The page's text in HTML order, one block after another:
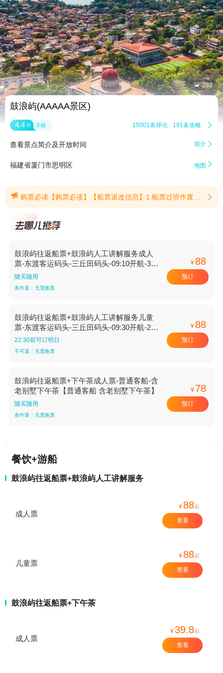
 282
鼓浪屿(AAAAA景区)
4.4 分 不错 15001条评论 191条攻略 
查看景点简介及开放时间 简介 
福建省厦门市思明区 地图 
 购票必读【购票必读】【船票退改信息】1.船票过班作废。船票往程(进岛)须按照购买船票的日期、航次及地点乘船。返程(出岛)凭有效乘船凭证可在20天内免费乘坐一次返程航班，船型不定，逾期作废。游客可在三丘田码头或内厝澳码头搭乘返程的航班。2.船票售出后，未使用的船票可在距开航时间1小时以前办理退票或改签，同一笔订单(支付一次即一笔订单)仅支持整笔退票或改签，无法退单独退或改签其中部分人员。改签同一订单，应将订单人员批量改签至相同日期、航线、航班，不支持拆分改签。3.因大雾、台风等不可抗力因素造成停航的，停航当日的船票仅可进行退票处理(免收退票手续费)，不支持改签。【船票购票信息】1.一个订单可购买5张船票，账号中存在5张未使用的船票则无法再次购票。同一账号在平台及网站购票系统中，每月最多可购买20张船票(含退票及已过期船票)。2.所售船票均为实名制船票，用户可以为自己购票，也可以为他人购票，但均须准确填写中华人民共和国二代身份证或其他有效证件(包含港澳居民来往内地通行证、台湾居民来往大陆通行证及按规定可使用的有效护照)或“中华人民共和国残疾军人证”(以下简称“身份证件”)的真实有效身份信息，检票时验证船票、购票证件和乘客本人一致后方可乘船。3.一张有效身份证件同一乘船日期只能购买一张船票，成人乘客如有携带6周岁以下或身高不足1.2米的儿童，请至少提前60分钟凭该免费儿童的有效身份证件原件(不满2周岁婴儿凭出生医学证明)到乘船出发码头售票窗口申领免费实名制船票，每位成人可携带2名免费儿童，超过2名时，应按超过人数购买儿童半价票。年龄超过7周（含)但不超过14周岁或者身高超过1.2米但不超过1.5米的未成年人和持有“中华人民共和国残疾军人证”、因公致残的人民警察证和残疾消防救援证可购买半价优惠票。4.购买的儿童半价票，检票时核验身高，符合优待条件方可乘船。检票时发现应购买儿童半价票而未买票的儿童需补半价票;应购买全价票而购买半价票的儿童，需补收全价票与半价票的票价差额款。5.购票系统均预售10日内(含当日)的船票，每日上午9:00开放购买第10日船票。6.使用二代身份证号购票的乘客无需换票，直接刷二代身份证(经核验身份信息无误)检票进站。如果使用二代身份证以外的证件购票，或二代身份证失磁的乘客需打印登船凭证，并配合购票时使用的有效证件原件(复印件无效)检票乘船。若同一证件有购买不同日期航班，请自行打印纸质登船凭证用于乘船检票7.人工售票窗口或检票口提供免费打印登船凭证服务，但需本人出示有效购票证件原件(复印件无效)。用身份证号购票的乘客若在购票后丢失二代身份证，可凭临时身份证或驾驶证、社保卡等同时有姓名、身份证号、证件照片的无标明有限用途的有效证件原件(复印件无效)打印登船凭证。成人不可用户口本打印登船凭证或作为检票证件。8.15:00至18:30为鼓浪屿出岛返程高峰，排队检票、候船时间较长，请提前安排好行程。9.航班、票价如有变化，以当日码头信息为准。当某航班余票不足时，则该航班不在平台系统进行销售。异常天气及特殊情况，请配合现场工作人员。10. 轮渡系统退订开放时间为:05:00-23:00，本须知中的未尽事宜，按《厦门轮渡有限公司旅游客运航线乘船管理规定》等有关规定办理，详情请查阅网站。(提示有效期2026/7/24至2026/12/31) 
鼓浪屿往返船票+鼓浪屿人工讲解服务成人
票-东渡客运码头-三丘田码头-09:10开航-3小
时讲解【3小时讲解 09:10开航 东渡客运码
头-三丘田码头】
随买随用
条件退 无需换票
¥ 88
预订
鼓浪屿往返船票+鼓浪屿人工讲解服务儿童
票-东渡客运码头-三丘田码头-09:30开航-2小
时讲解-非当日可售【2小时讲解 09:30开航
东渡客运码头-三丘田码头】
22:30前可订明日
不可退 无需换票
¥ 88
预订
鼓浪屿往返船票+下午茶成人票-普通客船-含
老别墅下午茶【普通客船 含老别墅下午茶】
随买随用
条件退 无需换票
¥ 78
预订
餐饮+游船
鼓浪屿往返船票+鼓浪屿人工讲解服务
成人票
¥ 88起
查看
儿童票
¥ 88起
查看
鼓浪屿往返船票+下午茶
成人票
¥39.8起
查看
